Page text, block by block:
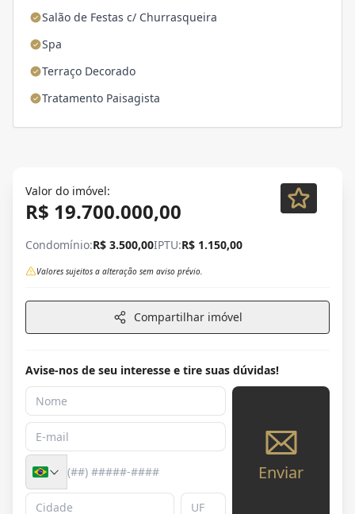
Salão de Festas c/ Churrasqueira
Spa
Terraço Decorado
Tratamento Paisagista
Valor do imóvel:
R$ 19.700.000,00
Condomínio:R$ 3.500,00IPTU:R$ 1.150,00
Valores sujeitos a alteração sem aviso prévio.
Compartilhar imóvel
Avise-nos de seu interesse e tire suas dúvidas!
Enviar